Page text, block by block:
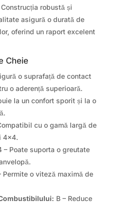
Construcția robustă și
asigură o durată de
oferind un raport excelent
Cheie
o suprafață de contact
o aderență superioară.
la un confort sporit și la o
cu o gamă largă de
4×4.
– Poate suporta o greutate
Permite o viteză maximă de
B – Reduce